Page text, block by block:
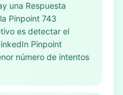
una Respuesta
Pinpoint 743
es detectar el
Pinpoint
número de intentos